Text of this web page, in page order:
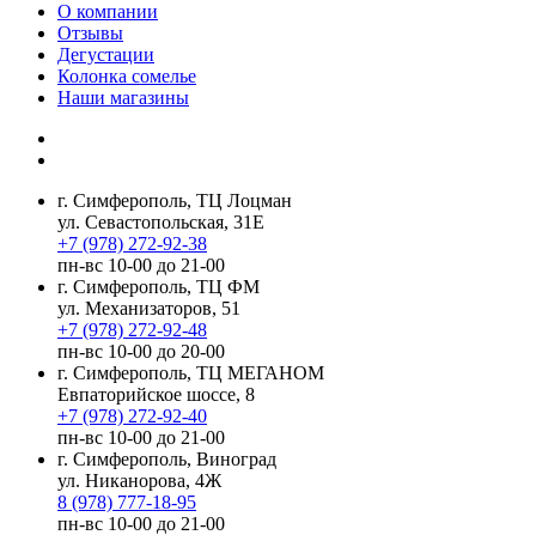
О компании
Отзывы
Дегустации
Колонка сомелье
Наши магазины
г. Симферополь, ТЦ Лоцман
ул. Севастопольская, 31Е
+7 (978) 272-92-38
пн-вс 10-00 до 21-00
г. Симферополь, ТЦ ФМ
ул. Механизаторов, 51
+7 (978) 272-92-48
пн-вс 10-00 до 20-00
г. Симферополь, ТЦ МЕГАНОМ
Евпаторийское шоссе, 8
+7 (978) 272-92-40
пн-вс 10-00 до 21-00
г. Симферополь, Виноград
ул. Никанорова, 4Ж
8 (978) 777-18-95
пн-вс 10-00 до 21-00